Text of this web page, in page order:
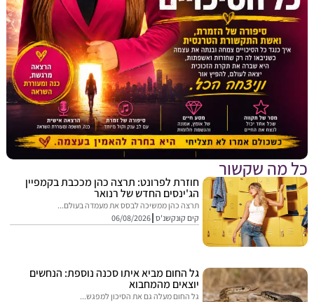
שקשור
חוזרת לפרונט: תרצה כהן מככבת בקמפיין
הג'ינסים החדש של רנואר
תרצה כהן ממשיכה לבסס את מעמדה בעולם...
קים קונקשנ'ס 06/08/2026
גל החום מביא איתו סכנה נוספת: הנחשים
יוצאים מהמחבוא
גל החום מעלה גם את הסיכון למפגש...